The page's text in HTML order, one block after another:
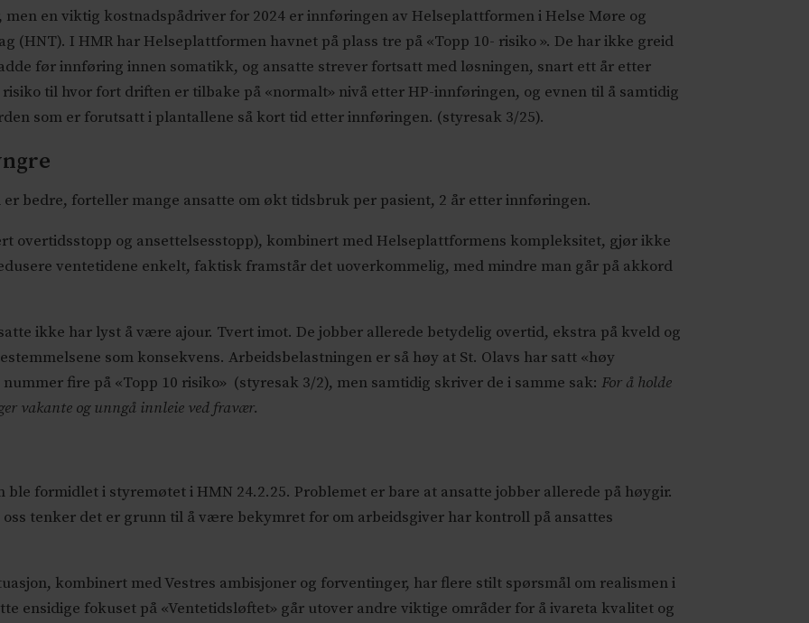
en viktig kostnadspådriver for 2024 er innføringen av Helseplattformen i Helse Møre og
(HNT). I HMR har Helseplattformen havnet på plass tre på «Topp 10- risiko ». De har ikke greid
før innføring innen somatikk, og ansatte strever fortsatt med løsningen, snart ett år etter
til hvor fort driften er tilbake på «normalt» nivå etter HP-innføringen, og evnen til å samtidig
som er forutsatt i plantallene så kort tid etter innføringen. (styresak 3/25).
er bedre, forteller mange ansatte om økt tidsbruk per pasient, 2 år etter innføringen.
overtidsstopp og ansettelsesstopp), kombinert med Helseplattformens kompleksitet, gjør ikke
ventetidene enkelt, faktisk framstår det uoverkommelig, med mindre man går på akkord
ikke har lyst å være ajour. Tvert imot. De jobber allerede betydelig overtid, ekstra på kveld og
som konsekvens. Arbeidsbelastningen er så høy at St. Olavs har satt «høy
fire på «Topp 10 risiko» (styresak 3/2), men samtidig skriver de i samme sak: For å holde
vakante og unngå innleie ved fravær.
formidlet i styremøtet i HMN 24.2.25. Problemet er bare at ansatte jobber allerede på høygir.
tenker det er grunn til å være bekymret for om arbeidsgiver har kontroll på ansattes
kombinert med Vestres ambisjoner og forventinger, har flere stilt spørsmål om realismen i
ensidige fokuset på «Ventetidsløftet» går utover andre viktige områder for å ivareta kvalitet og